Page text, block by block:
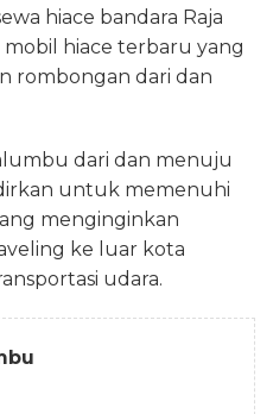
hiace bandara Raja
mobil hiace terbaru yang
rombongan dari dan
dari dan menuju
untuk memenuhi
menginginkan
ke luar kota
udara.